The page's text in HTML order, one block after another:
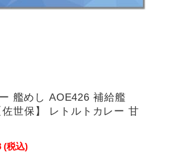
艦めし AOE426 補給艦
佐世保】 レトルトカレー 甘
(税込)